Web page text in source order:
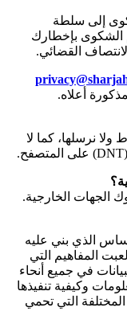
إلى سلطة
الشكوى بإخطارك
القضائي.
أعلاه.
ولا نرسلها، كما لا
(DNT) على المتصفح.
الجهات الخارجية.
الذي بني عليه
المفاهيم التي
في جميع أنحاء
وكيفية تنفيذها
المختلفة التي تحمي